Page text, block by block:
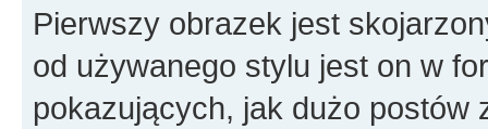
Pierwszy obrazek jest
od używanego stylu jest on w
pokazujących, jak dużo postów